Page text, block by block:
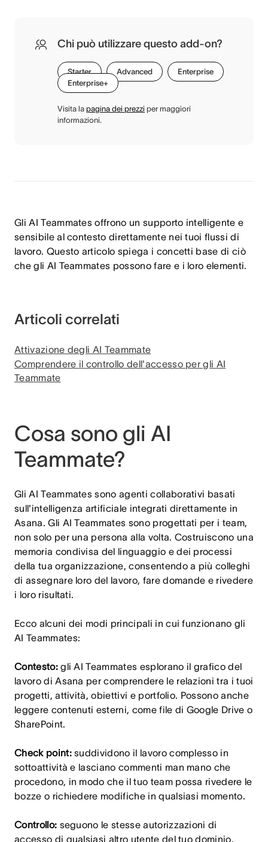
Chi può utilizzare questo add-on?
Starter Advanced
Enterprise
Enterprise+
Visita la pagina dei prezzi per maggiori
informazioni.
Gli AI Teammates offrono un supporto intelligente e
sensibile al contesto direttamente nei tuoi flussi di
lavoro. Questo articolo spiega i concetti base di ciò
che gli AI Teammates possono fare e i loro elementi.
Articoli correlati
Attivazione degli AI Teammate
Comprendere il controllo dell'accesso per gli AI
Teammate
Cosa sono gli AI
Teammate?
Gli AI Teammates sono agenti collaborativi basati
sull'intelligenza artificiale integrati direttamente in
Asana. Gli AI Teammates sono progettati per i team,
non solo per una persona alla volta. Costruiscono una
memoria condivisa del linguaggio e dei processi
della tua organizzazione, consentendo a più colleghi
di assegnare loro del lavoro, fare domande e rivedere
i loro risultati.
Ecco alcuni dei modi principali in cui funzionano gli
AI Teammates:
Contesto:gli AI Teammates esplorano il grafico del
lavoro di Asana per comprendere le relazioni tra i tuoi
progetti, attività, obiettivi e portfolio. Possono anche
leggere contenuti esterni, come file di Google Drive o
SharePoint.
Check point:suddividono il lavoro complesso in
sottoattività e lasciano commenti man mano che
procedono, in modo che il tuo team possa rivedere le
bozze o richiedere modifiche in qualsiasi momento.
Controllo: seguono le stesse autorizzazioni di
accesso di qualsiasi altro utente del tuo dominio.